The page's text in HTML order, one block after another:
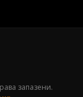
запазени.